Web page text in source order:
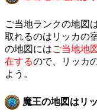
ご当地ランクの地図
取れるのはリッカの
の地図にはご当地地
在するので、リッカ
よう。
魔王の地図はリ